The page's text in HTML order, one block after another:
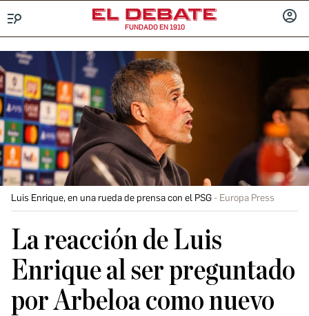
FUNDADO EN 1910
Luis Enrique, en una rueda de prensa con el PSG Europa Press
La reacción de Luis
Enrique al ser preguntado
por Arbeloa como nuevo